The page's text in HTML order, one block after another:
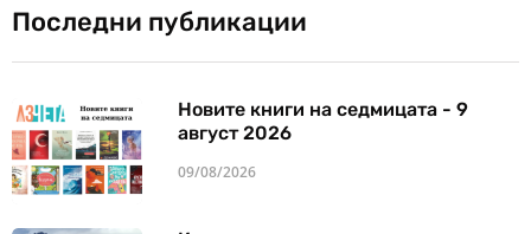
Последни публикации
Новите книги на седмицата - 9
август 2026
09/08/2026